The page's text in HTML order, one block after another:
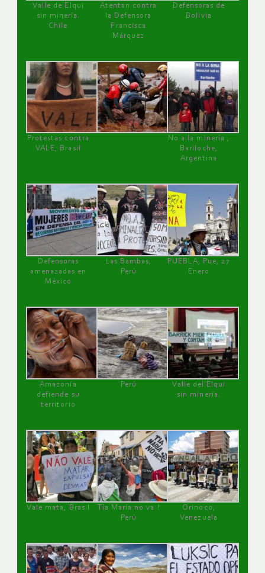
Valle de Elqui
sin minería.
Chile
Atentan contra
la Defensora
Francisca
Márquez
Defensoras de
Bolivia
Protestas contra
VALE, Brasil
No a la minería ,
Bariloche,
Argentina
Defensoras
amenazadas en
México
Las Bambas,
Perú
PUEBLA, Pue, 27
Enero
Amazonía
defiende su
territorio
Perú
Valle del Elqui
sin minería.
Vale mata, Brasil
Tía María no va !
Perú
Orinoco,
Venezuela